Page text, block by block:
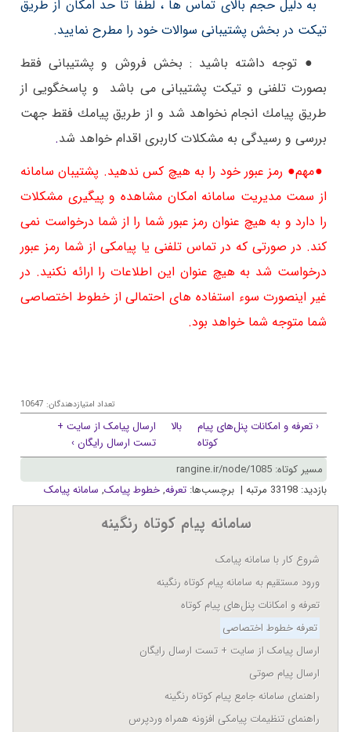
به دلیل حجم بالای تماس ها ، لطفا تا حد امکان از طریق
تیکت در بخش پشتیبانی سوالات خود را مطرح نمایید.
● توجه داشته باشید : بخش فروش و پشتیبانی فقط
بصورت تلفنی و تیكت پشتیبانی می باشد و پاسخگویی از
طریق پیامك انجام نخواهد شد و از طریق پیامك فقط جهت
بررسی و رسیدگی به مشكلات كاربری اقدام خواهد شد.
●مهم● رمز عبور خود را به هیچ کس ندهید. پشتیبان سامانه
از سمت مدیریت سامانه امکان مشاهده و پیگیری مشکلات
را دارد و به هیچ عنوان رمز عبور شما را از شما درخواست نمی
کند. در صورتی که در تماس تلفنی یا پیامکی از شما رمز عبور
درخواست شد به هیچ عنوان این اطلاعات را ارائه نکنید. در
غیر اینصورت سوء استفاده های احتمالی از خطوط اختصاصی
شما متوجه شما خواهد بود.
تعداد امتیازدهندگان: 10647
‹ تعرفه و امکانات پنل‌های پيام
کوتاه
بالا
ارسال پيامک از سايت +
تست ارسال رایگان ›
مسیر کوتاه: rangine.ir/node/1085
بازدید: 33198 مرتبه | برچسب‌ها:
تعرفه,خطوط پيامک, سامانه پیامک
سامانه پيام کوتاه رنگينه
شروع کار با سامانه پيامک
ورود مستقیم به سامانه پیام کوتاه رنگینه
تعرفه و امکانات پنل‌های پيام کوتاه
تعرفه خطوط اختصاصی
ارسال پيامک از سايت + تست ارسال رایگان
ارسال پیام صوتی
راهنمای سامانه جامع پیام کوتاه رنگینه
راهنمای تنظیمات پیامکی افزونه همراه وردپرس